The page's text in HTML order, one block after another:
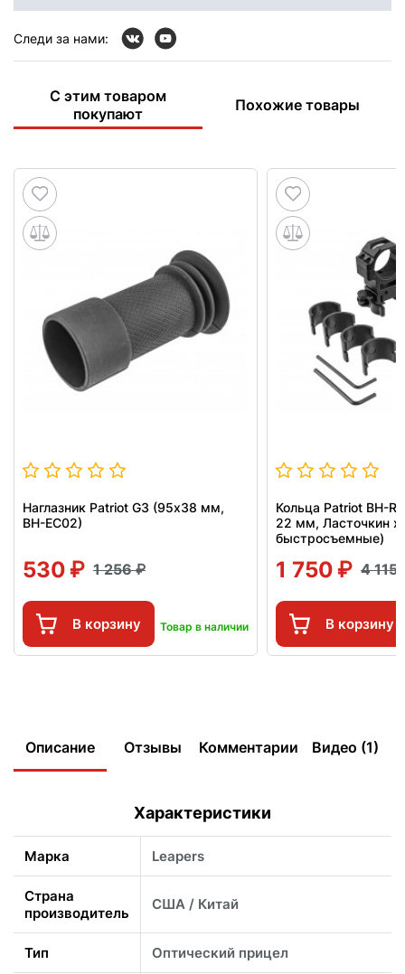
Следи за нами:
С этим товаром
покупают
Похожие товары
Наглазник Patriot G3 (95х38 мм,
BH-EC02)
530 1 256
В корзину Товар в наличии
Кольца Patriot BH-
22 мм, Ласточкин
быстросъемные)
1 750 4 115
В корзину
Описание Отзывы Комментарии Видео (1)
Характеристики
Марка Leapers
Страна
производитель
США / Китай
Тип Оптический прицел